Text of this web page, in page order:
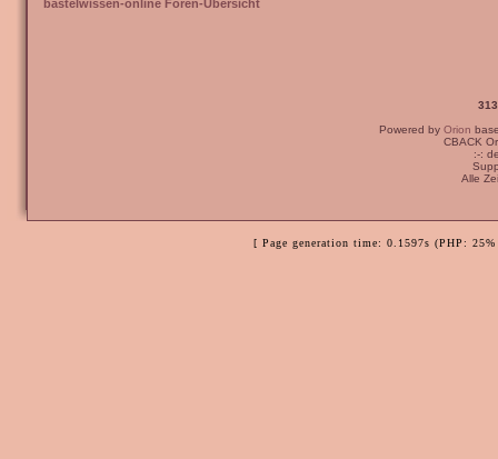
bastelwissen-online Foren-Übersicht
Powered by Orion
CBACK
:-:
Alle
[ Page generation time: 0.1597s (PHP: